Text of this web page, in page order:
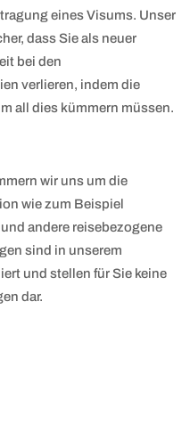
eines Visums. Unser
dass Sie als neuer
bei den
verlieren, indem die
all dies kümmern müssen.
wir uns um die
wie zum Beispiel
andere reisebezogene
sind in unserem
und stellen für Sie keine
dar.